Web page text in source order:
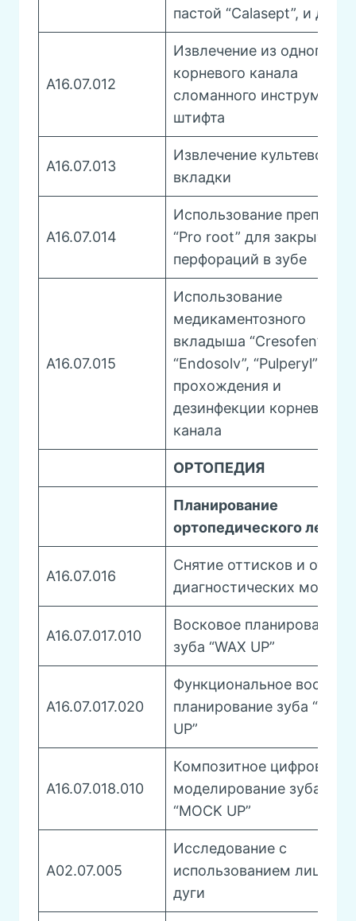
пастой “Calasept”, и др.
A16.07.012
Извлечение из одного
корневого канала
сломанного инструмента,
штифта
A16.07.013
Извлечение культевой
вкладки
A16.07.014
Использование
“Pro root” для закрытия
перфораций в зубе
A16.07.015
Использование
медикаментозного
вкладыша “Сresofen”,
“Endosolv”, “Pulperyl” для
прохождения и
дезинфекции корневого
канала
ОРТОПЕДИЯ
Планирование
ортопедического
A16.07.016
Снятие оттисков и
диагностических
A16.07.017.010
Восковое планирование
зуба “WAX UP”
A16.07.017.020
Функциональное
планирование зуба “WAX
UP”
A16.07.018.010
Композитное цифровое
моделирование зуба
“MOCK UP”
А02.07.005
Исследование с
использованием лицевой
дуги